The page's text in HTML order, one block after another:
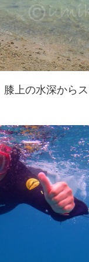
膝上の水深から